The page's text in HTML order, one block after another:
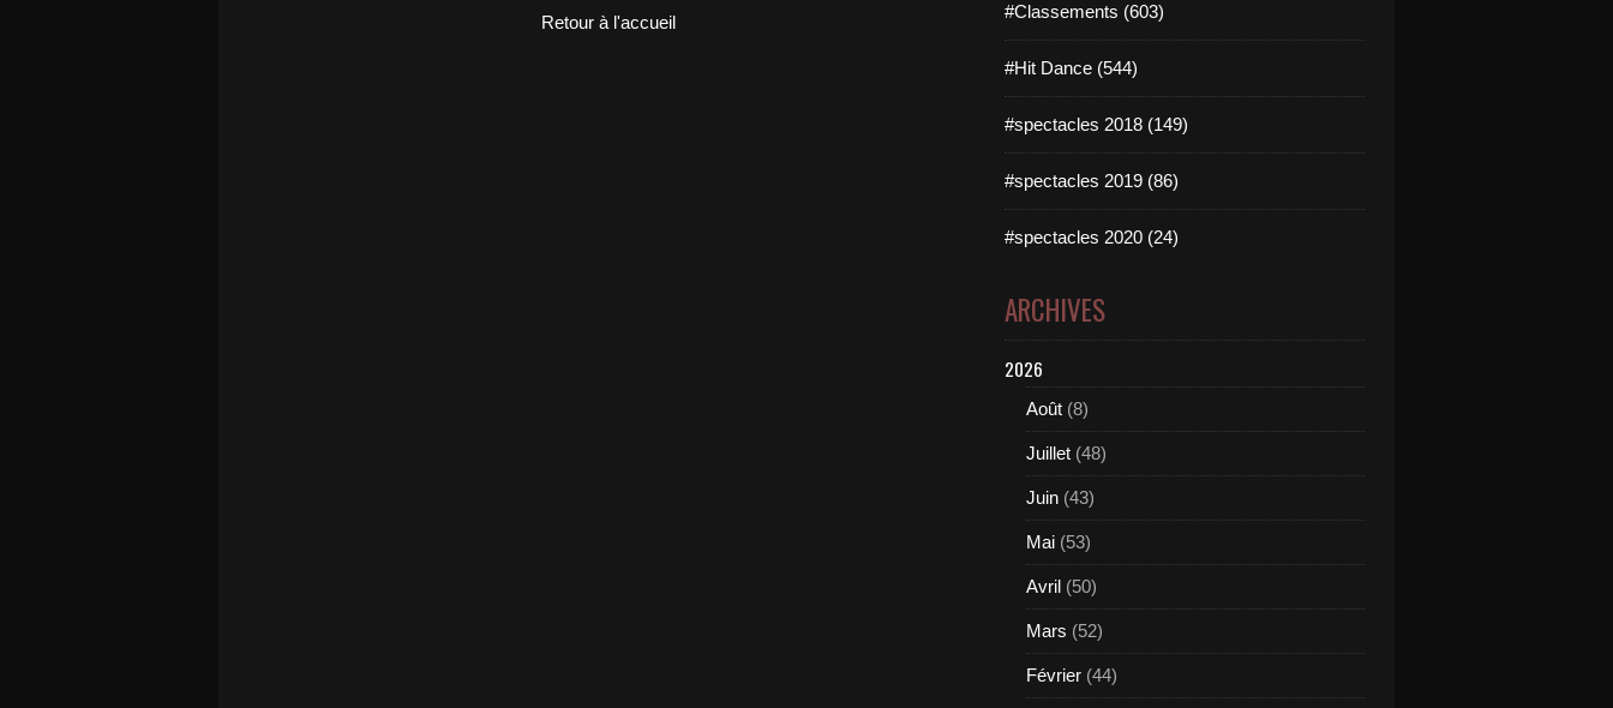
Retour à l'accueil
#Classements (603)
#Hit Dance (544)
#spectacles 2018 (149)
#spectacles 2019 (86)
#spectacles 2020 (24)
ARCHIVES
2026
Août (8)
Juillet (48)
Juin (43)
Mai (53)
Avril (50)
Mars (52)
Février (44)